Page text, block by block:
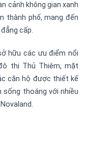
cảnh không gian xanh
thành phố, mang đến
cấp.
hữu các ưu điểm nổi
thị Thủ Thiêm, mặt
căn hộ được thiết kế
sống thoáng với nhiều